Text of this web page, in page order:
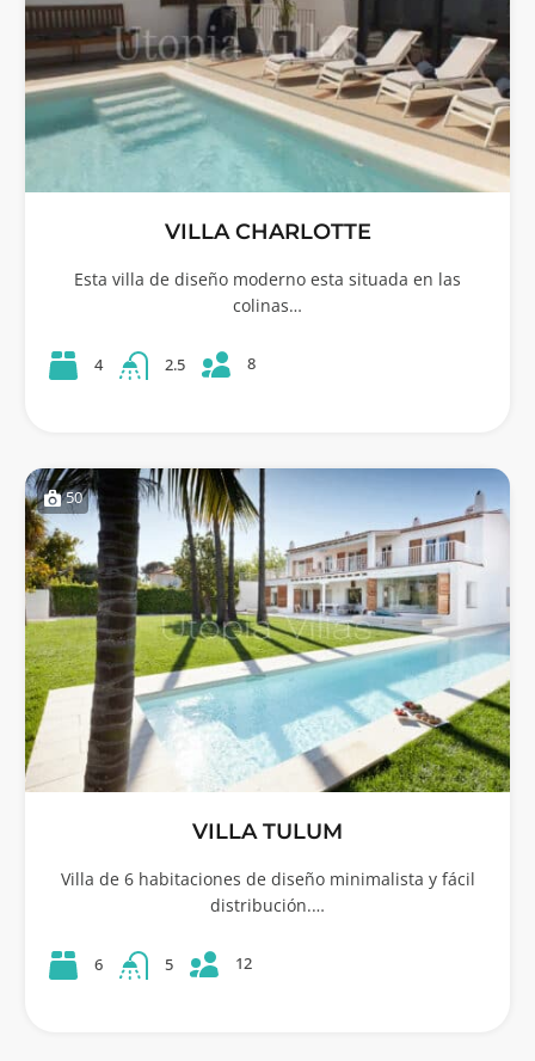
VILLA CHARLOTTE
Esta villa de diseño moderno esta situada en las
colinas…
4 2.5 8
50
VILLA TULUM
Villa de 6 habitaciones de diseño minimalista y fácil
distribución.…
6 5 12